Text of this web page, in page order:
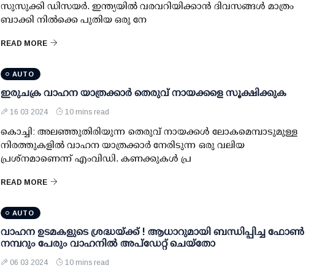
സുസുക്കി ഡിസയര്‍. ഇന്ത്യയില്‍ വരവറിയിക്കാന്‍ ദിവസങ്ങള്‍ മാത്രം
ബാക്കി നില്‍ക്കെ പുതിയ ഒരു നേ
READ MORE
AUTO
ഇരുചക്ര വാഹന യാത്രക്കാര്‍ തെരുവ് നായക്കളെ സൂക്ഷിക്കുക
16 03 2024 10 mins read
കൊച്ചി: അലഞ്ഞുതിരിയുന്ന തെരുവ് നായക്കള്‍ ലോകമെമ്പാടുമുള്ള
നിരത്തുകളില്‍ വാഹന യാത്രക്കാര്‍ നേരിടുന്ന ഒരു വലിയ
പ്രശ്‌നമാണെന്ന് എംവിഡി. കണക്കുകള്‍ പ്ര
READ MORE
AUTO
വാഹന ഉടമകളുടെ ശ്രദ്ധയ്ക്ക് ! ആധാറുമായി ബന്ധിപ്പിച്ച ഫോണ്‍
നമ്പറും പേരും വാഹനില്‍ അപ്‌ഡേറ്റ് ചെയ്‌തോ
06 03 2024 10 mins read